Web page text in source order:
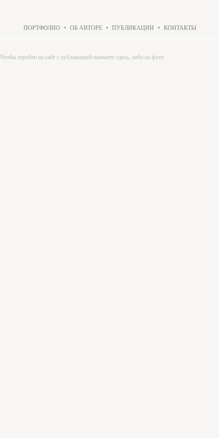
ПОРТФОЛИО • ОБ АВТОРЕ • ПУБЛИКАЦИИ • КОНТАКТЫ
Чтобы перейти на сайт с публикацией нажмите здесь, либо на фото